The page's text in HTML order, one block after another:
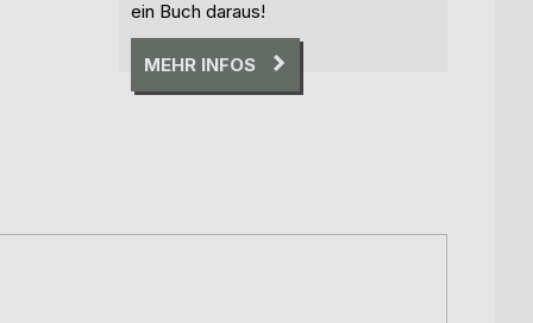
ein Buch daraus!
MEHR INFOS